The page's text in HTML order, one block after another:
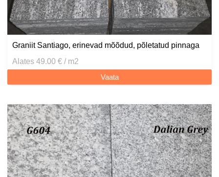
Graniit Santiago, erinevad mõõdud, põletatud pinnaga
Alates 49.00 € / m2
Vaata